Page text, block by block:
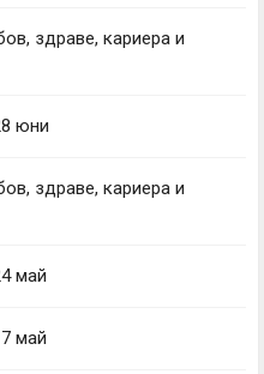
здраве, кариера и
юни
здраве, кариера и
май
май